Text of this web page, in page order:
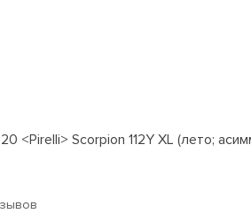
<Pirelli> Scorpion 112Y XL (лето;